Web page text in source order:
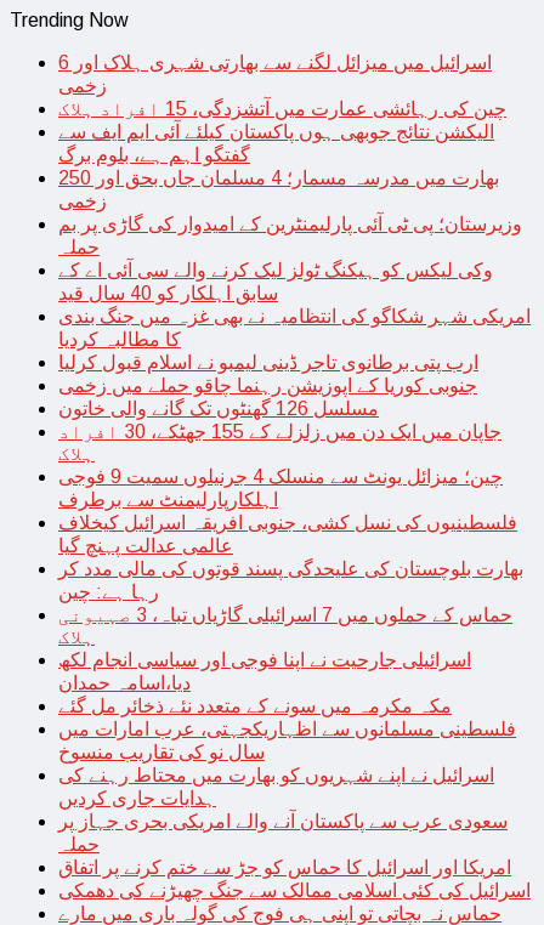
Trending Now
اسرائیل میں میزائل لگنے سے بھارتی شہری ہلاک اور 6
زخمی
چین کی رہائشی عمارت میں آتشزدگی، 15 افراد ہلاک
الیکشن نتائج جوبھی ہوں پاکستان کیلئے آئی ایم ایف سے
گفتگو اہم ہے، بلوم برگ
بھارت میں مدرسہ مسمار؛ 4 مسلمان جاں بحق اور 250
زخمی
وزیرستان؛ پی ٹی آئی پارلیمنٹرین کے امیدوار کی گاڑی پر بم
حملہ
وکی لیکس کو ہیکنگ ٹولز لیک کرنے والے سی آئی اے کے
سابق اہلکار کو 40 سال قید
امریکی شہر شکاگو کی انتظامیہ نے بھی غزہ میں جنگ بندی
کا مطالبہ کردیا
ارب پتی برطانوی تاجر ڈینی لیمبو نے اسلام قبول کرلیا
جنوبی کوریا کے اپوزیشن رہنما چاقو حملے میں زخمی
مسلسل 126 گھنٹوں تک گانے والی خاتون
جاپان میں ایک دن میں زلزلے کے 155 جھٹکے، 30 افراد
ہلاک
چین؛ میزائل یونٹ سے منسلک 4 جرنیلوں سمیت 9 فوجی
اہلکارپارلیمنٹ سے برطرف
فلسطینیوں کی نسل کشی، جنوبی افریقہ اسرائیل کیخلاف
عالمی عدالت پہنچ گیا
بھارت بلوچستان کی علیحدگی پسند قوتوں کی مالی مدد کر
رہا ہے: چین
حماس کے حملوں میں 7 اسرائیلی گاڑیاں تباہ، 3 صہیونی
ہلاک
اسرائیلی جارحیت نے اپنا فوجی اور سیاسی انجام لکھ
دیا،اسامہ حمدان
مکہ مکرمہ میں سونے کے متعدد نئے ذخائر مل گئے
فلسطینی مسلمانوں سے اظہاریکجہتی، عرب امارات میں
سال نو کی تقاریب منسوخ
اسرائیل نے اپنے شہریوں کو بھارت میں محتاط رہنے کی
ہدایات جاری کردیں
سعودی عرب سے پاکستان آنے والے امریکی بحری جہاز پر
حملہ
امریکا اور اسرائیل کا حماس کو جڑ سے ختم کرنے پر اتفاق
اسرائیل کی کئی اسلامی ممالک سے جنگ چھیڑنے کی دھمکی
حماس نہ بچاتی تو اپنی ہی فوج کی گولہ باری میں مارے